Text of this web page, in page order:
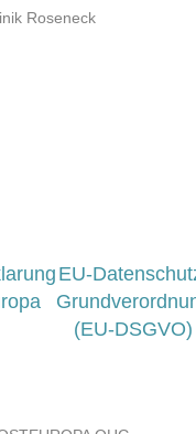
Roseneck
EU-
(EU-DSGVO)